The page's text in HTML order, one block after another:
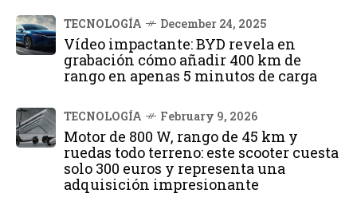
TECNOLOGÍA December 24, 2025
Vídeo impactante: BYD revela en
grabación cómo añadir 400 km de
rango en apenas 5 minutos de carga
TECNOLOGÍA February 9, 2026
Motor de 800 W, rango de 45 km y
ruedas todo terreno: este scooter cuesta
solo 300 euros y representa una
adquisición impresionante